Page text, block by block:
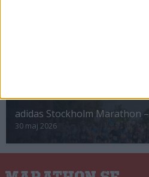
adidas Stockholm Marathon
30 maj 2026